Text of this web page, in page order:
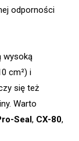
odporności
wysoką
cm²) i
się też
Warto
Seal, CX-80,